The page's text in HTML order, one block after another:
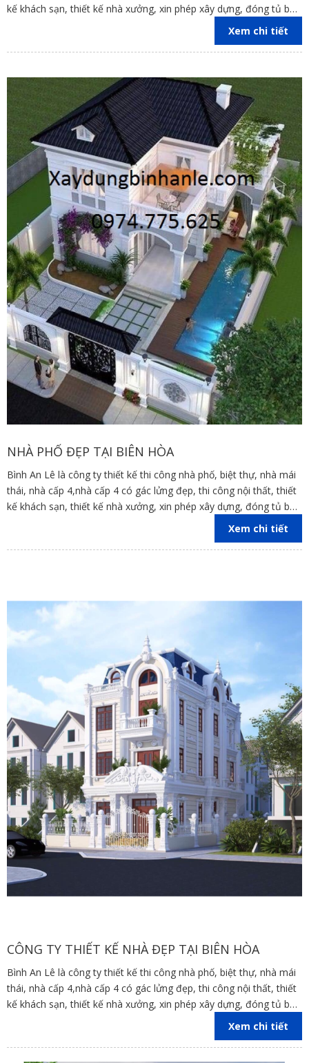
kế khách sạn, thiết kế nhà xưởng, xin phép xây dựng, đóng tủ bếp
trên địa bàn các tỉnh Đồng Nai, Bình Dương, TP Hồ Chí Minh,
Xem chi tiết
NHÀ PHỐ ĐẸP TẠI BIÊN HÒA
Bình An Lê là công ty thiết kế thi công nhà phố, biệt thự, nhà mái
thái, nhà cấp 4,nhà cấp 4 có gác lửng đẹp, thi công nội thất, thiết
kế khách sạn, thiết kế nhà xưởng, xin phép xây dựng, đóng tủ bếp
trên địa bàn các tỉnh Đồng Nai, Bình Dương, TP Hồ Chí Minh,
Xem chi tiết
CÔNG TY THIẾT KẾ NHÀ ĐẸP TẠI BIÊN HÒA
Bình An Lê là công ty thiết kế thi công nhà phố, biệt thự, nhà mái
thái, nhà cấp 4,nhà cấp 4 có gác lửng đẹp, thi công nội thất, thiết
kế khách sạn, thiết kế nhà xưởng, xin phép xây dựng, đóng tủ bếp
trên địa bàn các tỉnh Đồng Nai, Bình Dương, TP Hồ Chí Minh,
Xem chi tiết